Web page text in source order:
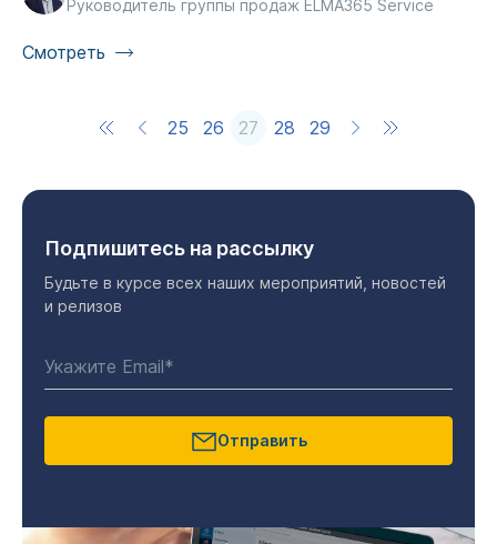
Руководитель группы продаж ELMA365 Service
Смотреть
25 26 27 28 29
Подпишитесь на рассылку
Будьте в курсе всех наших мероприятий, новостей
и релизов
Отправить